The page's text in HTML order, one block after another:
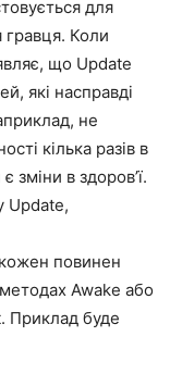
для
гравця. Коли
що Update
які насправді
не
кілька разів в
зміни в здоров’ї.
Update,
повинен
Awake або
Приклад буде